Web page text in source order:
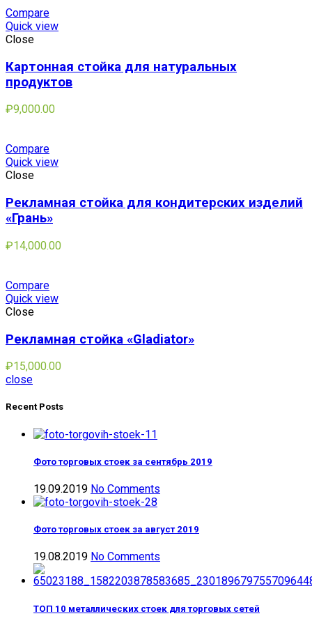
Compare
Quick view
Close
Картонная стойка для натуральных
продуктов
₽9,000.00
Compare
Quick view
Close
Рекламная стойка для кондитерских изделий
«Грань»
₽14,000.00
Compare
Quick view
Close
Рекламная стойка «Gladiator»
₽15,000.00
close
Recent Posts
Фото торговых стоек за сентябрь 2019
19.09.2019 No Comments
Фото торговых стоек за август 2019
19.08.2019 No Comments
ТОП 10 металлических стоек для торговых сетей